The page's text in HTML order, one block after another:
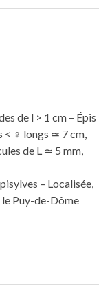
de l > 1 cm – Épis
< ♀ longs ≃ 7 cm,
de L ≃ 5 mm,
– Localisée,
Puy-de-Dôme